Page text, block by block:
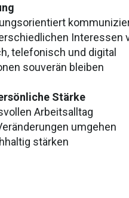
Interessen
telefonisch und digital
souverän bleiben
Stärke
Arbeitsalltag
umgehen
stärken